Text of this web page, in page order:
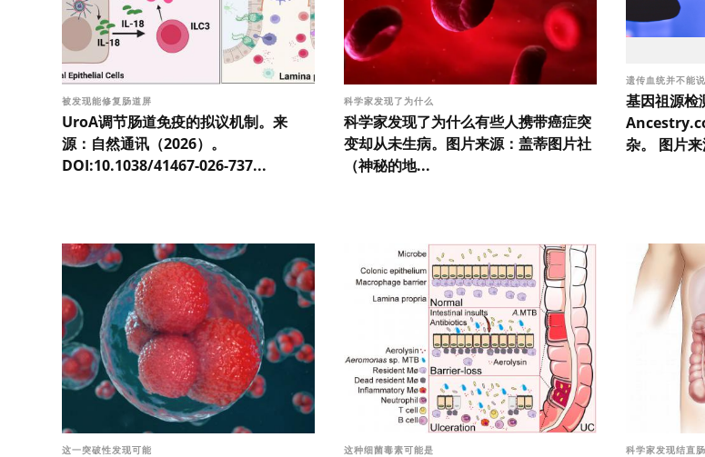
被发现能修复肠道屏
UroA调节肠道免疫的拟议机制。来
源：自然通讯（2026）。
DOI:10.1038/41467-026-737...
科学家发现了为什么
科学家发现了为什么有些人携带癌症突
变却从未生病。图片来源：盖蒂图片社
（神秘的地...
遗传血统并不能
基因祖源
杂。 图片
这一突破性发现可能 这种细菌毒素可能是 科学家发现结直